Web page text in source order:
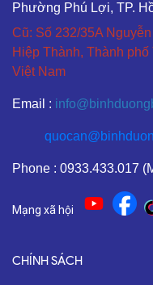
Phường Phú Lợi, TP.
Cũ: Số 232/35A
Hiệp Thành, Thành
Việt Nam
Email :
Phone : 0933.433.017
Mạng xã hội
CHÍNH SÁCH